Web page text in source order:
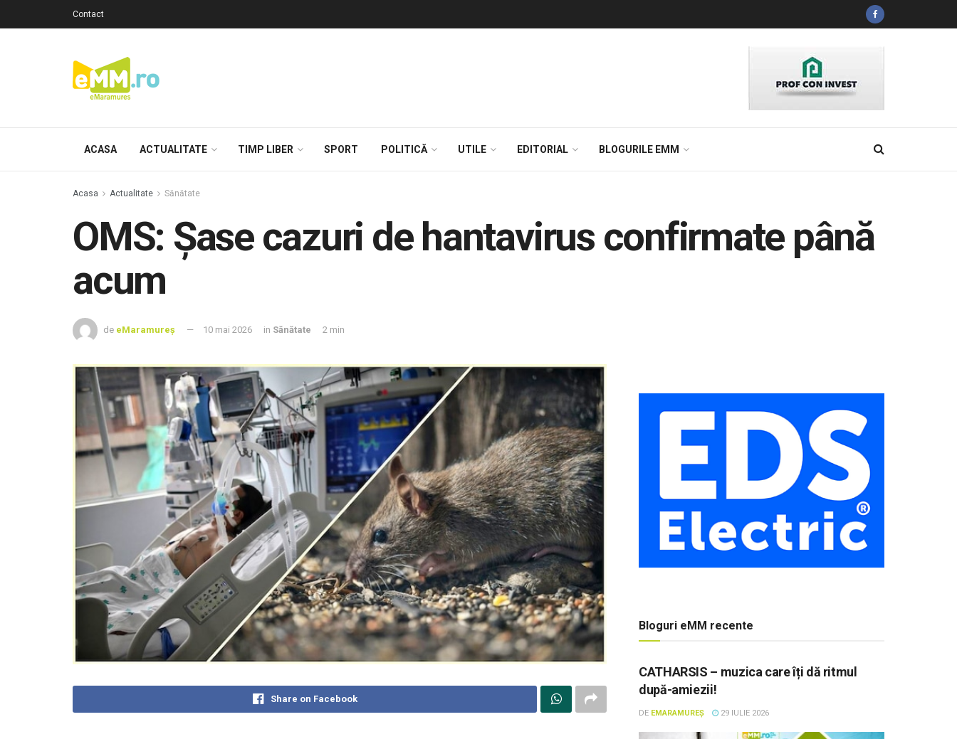
Contact
ACASA ACTUALITATE TIMP LIBER SPORT POLITICĂ UTILE EDITORIAL BLOGURILE EMM
Acasa Actualitate Sănătate
OMS: Șase cazuri de hantavirus confirmate până
acum
de eMaramureș 10 mai 2026 in Sănătate 2 min
Share on Facebook
Bloguri eMM recente
CATHARSIS – muzica care îți dă ritmul
după-amiezii!
DE EMARAMUREȘ 29 IULIE 2026